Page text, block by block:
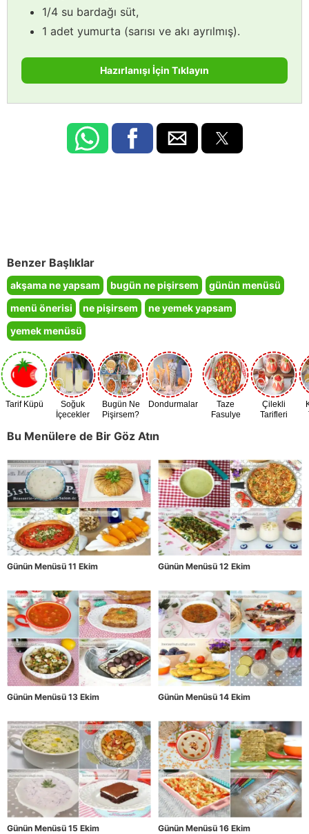
1/4 su bardağı süt,
1 adet yumurta (sarısı ve akı ayrılmış).
Hazırlanışı İçin Tıklayın
Benzer Başlıklar
akşama ne yapsam bugün ne pişirsem
günün menüsü
menü önerisi
ne pişirsem
ne yemek yapsam
yemek menüsü
Tarif Küpü
Soğuk
İçecekler
Bugün Ne
Pişirsem?
Dondurmalar
Taze
Fasulye
Çilekli
Tarifleri
Bu Menülere de Bir Göz Atın
Günün Menüsü 11 Ekim Günün Menüsü 12 Ekim
Günün Menüsü 13 Ekim Günün Menüsü 14 Ekim
Günün Menüsü 15 Ekim Günün Menüsü 16 Ekim